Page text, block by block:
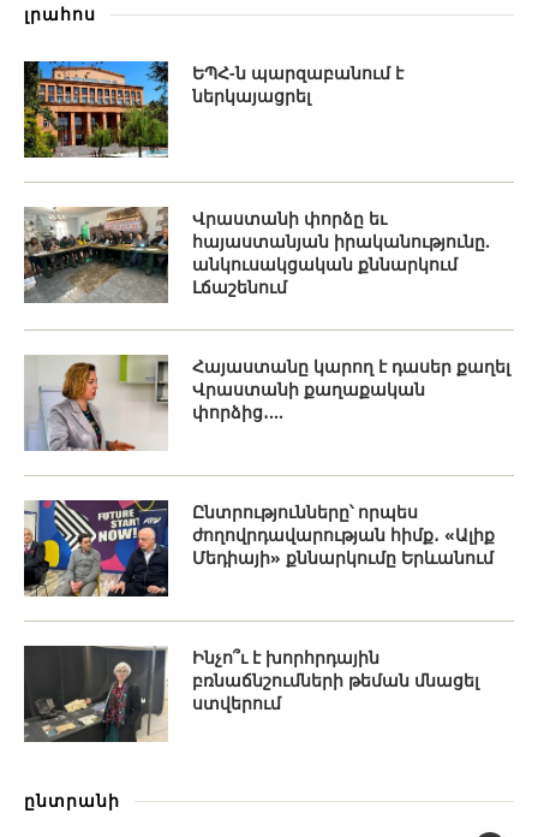
լրահոս
ԵՊՀ-ն պարզաբանում է
ներկայացրել
Վրաստանի փորձը եւ
հայաստանյան իրականությունը.
անկուսակցական քննարկում
Լճաշենում
Հայաստանը կարող է դասեր քաղել
Վրաստանի քաղաքական
փորձից․...
Ընտրությունները՝ որպես
ժողովրդավարության հիմք․ «Ալիք
Մեդիայի» քննարկումը Երևանում
Ինչո՞ւ է խորհրդային
բռնաճնշումների թեման մնացել
ստվերում
ընտրանի